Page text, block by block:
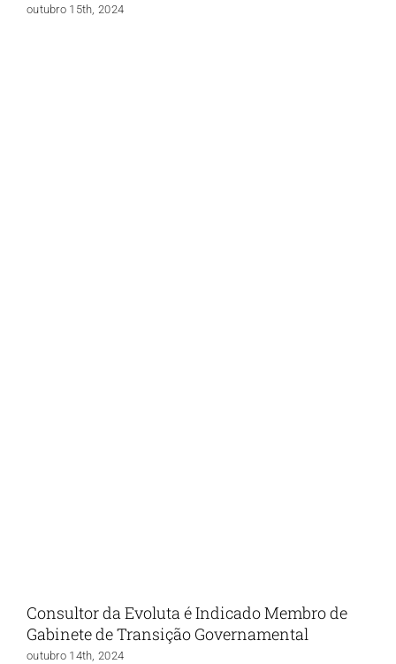
outubro 15th, 2024
Consultor da Evoluta é Indicado Membro de
Gabinete de Transição Governamental
outubro 14th, 2024